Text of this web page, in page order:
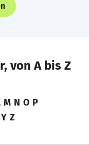
von A bis Z
M N O P
Y Z